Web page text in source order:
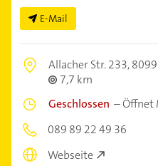
E-Mail
Allacher Str. 233,
7,7 km
Geschlossen –Öffnet
089 89 22 49 36
Webseite